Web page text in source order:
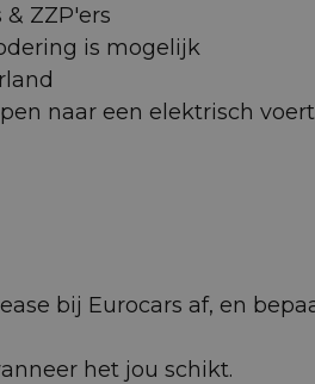
ZZP'ers
is mogelijk
naar een elektrisch
bij Eurocars af, en
het jou schikt.